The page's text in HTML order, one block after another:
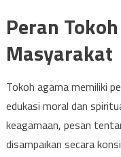
Peran
Masyarakat
Tokoh agama memiliki
edukasi moral dan
keagamaan, pesan
disampaikan secara